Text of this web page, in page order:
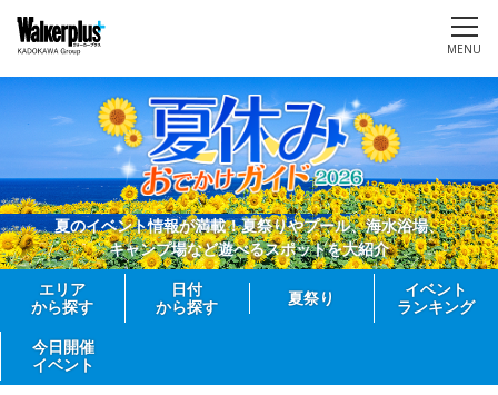
MENU
夏のイベント情報が満載！夏祭りやプール、海水浴場、
キャンプ場など遊べるスポットを大紹介
エリア
から探す
日付
から探す
夏祭り
イベント
ランキング
今日開催
イベント